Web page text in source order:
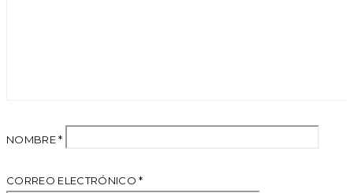
NOMBRE*
CORREO ELECTRÓNICO*